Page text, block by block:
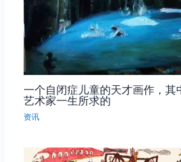
一个自闭症儿童的天才画作，其
艺术家一生所求的
资讯